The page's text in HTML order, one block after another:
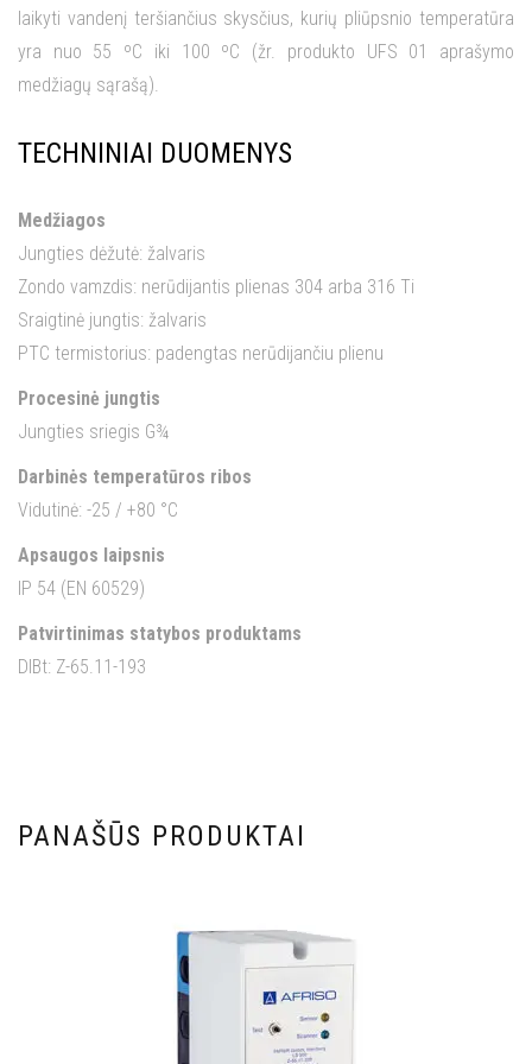
laikyti vandenį teršiančius skysčius, kurių pliūpsnio temperatūra
yra nuo 55 ºC iki 100 ºC (žr. produkto UFS 01 aprašymo
medžiagų sąrašą).
TECHNINIAI DUOMENYS
Medžiagos
Jungties dėžutė: žalvaris
Zondo vamzdis: nerūdijantis plienas 304 arba 316 Ti
Sraigtinė jungtis: žalvaris
PTC termistorius: padengtas nerūdijančiu plienu
Procesinė jungtis
Jungties sriegis G¾
Darbinės temperatūros ribos
Vidutinė: -25 / +80 °C
Apsaugos laipsnis
IP 54 (EN 60529)
Patvirtinimas statybos produktams
DIBt: Z-65.11-193
PANAŠŪS PRODUKTAI